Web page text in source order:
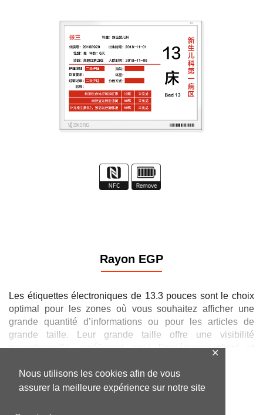
Nous utilisons les cookies afin de vous
assurer la meilleure expérience sur notre site
✕
Rayon EGP
Les étiquettes électroniques de 13.3 pouces sont le choix
optimal pour les zones où vous souhaitez afficher une
grande quantité d’informations ou pour les articles de
grande taille. Leur grande taille offre une visibilité
exceptionnelle, améliorant ainsi l’expérience client et
pour les meubles, l’électroménager ou les promotions
spéciales, ces étiquettes assurent une mise à jour rapide
Decouvrir la gamme